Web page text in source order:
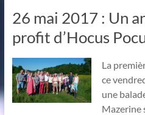
26 mai 2017 : Un
profit d’Hocus
La
ce
une
Mazerine